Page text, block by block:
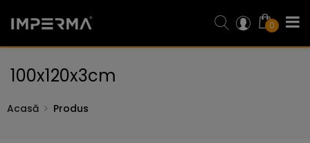
0
100x120x3cm
Acasă Produs